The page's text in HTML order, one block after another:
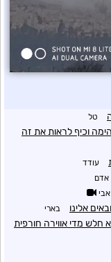
טל
וכיף לראות את זה
עודד
אדם
אבי
אלינו בארי
חלש מדי אווירה חורפית